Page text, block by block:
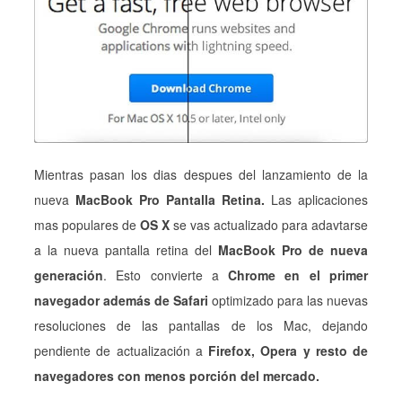
Mientras pasan los dias despues del lanzamiento de la
nueva MacBook Pro Pantalla Retina. Las aplicaciones
mas populares de OS X se vas actualizado para adavtarse
a la nueva pantalla retina del MacBook Pro de nueva
generación. Esto convierte aChrome en el primer
navegador además de Safari optimizado para las nuevas
resoluciones de las pantallas de los Mac, dejando
pendiente de actualización a Firefox, Opera y resto de
navegadores con menos porción del mercado.